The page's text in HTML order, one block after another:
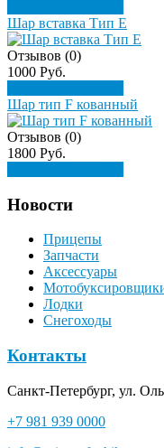
Шар вставка Тип Е
Отзывов (0)
1000 Руб.
Шар тип F кованный
Отзывов (0)
1800 Руб.
Новости
Прицепы
Запчасти
Аксессуары
Лодки
Снегоходы
Контакты
Санкт-Петербург, ул.
+7 981 939 0000